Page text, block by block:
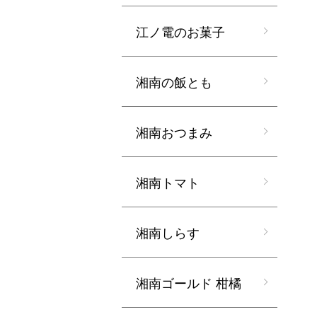
江ノ電のお菓子
湘南の飯とも
湘南おつまみ
湘南トマト
湘南しらす
湘南ゴールド 柑橘